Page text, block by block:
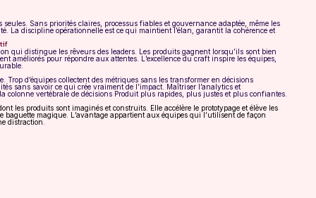
seules. Sans priorités claires, processus fiables et gouvernance adaptée, même les
La discipline opérationnelle est ce qui maintient l’élan, garantit la cohérence et
qui distingue les rêveurs des leaders. Les produits gagnent lorsqu’ils sont bien
améliorés pour répondre aux attentes. L’excellence du craft inspire les équipes,
Trop d’équipes collectent des métriques sans les transformer en décisions
sans savoir ce qui crée vraiment de l’impact. Maîtriser l’analytics et
colonne vertébrale de décisions Produit plus rapides, plus justes et plus confiantes.
les produits sont imaginés et construits. Elle accélère le prototypage et élève les
baguette magique. L’avantage appartient aux équipes qui l’utilisent de façon
distraction.